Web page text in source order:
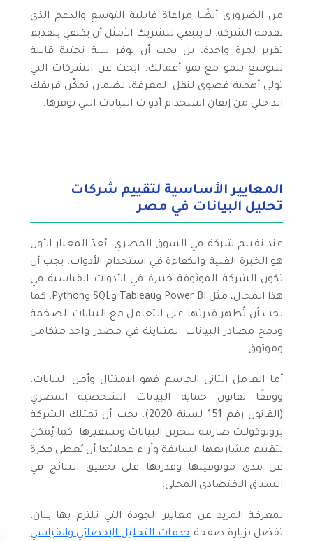
من الضروري أيضًا مراعاة قابلية التوسع والدعم الذي
تقدمه الشركة. لا ينبغي للشريك الأمثل أن يكتفي بتقديم
تقرير لمرة واحدة، بل يجب أن يوفر بنية تحتية قابلة
للتوسع تنمو مع نمو أعمالك. ابحث عن الشركات التي
تولي أهمية قصوى لنقل المعرفة، لضمان تمكّن فريقك
الداخلي من إتقان استخدام أدوات البيانات التي توفرها.
المعايير الأساسية لتقييم شركات
تحليل البيانات في مصر
عند تقييم شركة في السوق المصري، يُعدّ المعيار الأول
هو الخبرة الفنية والكفاءة في استخدام الأدوات. يجب أن
تكون الشركة الموثوقة خبيرة في الأدوات القياسية في
هذا المجال، مثل Power BI وTableau وSQL وPython. كما
يجب أن تُظهر قدرتها على التعامل مع البيانات الضخمة
ودمج مصادر البيانات المتباينة في مصدر واحد متكامل
وموثوق.
أما العامل الثاني الحاسم فهو الامتثال وأمن البيانات،
ووفقًا لقانون حماية البيانات الشخصية المصري
(القانون رقم 151 لسنة 2020)، يجب أن تمتلك الشركة
بروتوكولات صارمة لتخزين البيانات وتشفيرها. كما يُمكن
لتقييم مشاريعها السابقة وآراء عملائها أن يُعطي فكرة
عن مدى موثوقيتها وقدرتها على تحقيق النتائج في
السياق الاقتصادي المحلي.
لمعرفة المزيد عن معايير الجودة التي تلتزم بها بنان،
تفضل بزيارة صفحة خدمات التحليل الإحصائي والقياسي